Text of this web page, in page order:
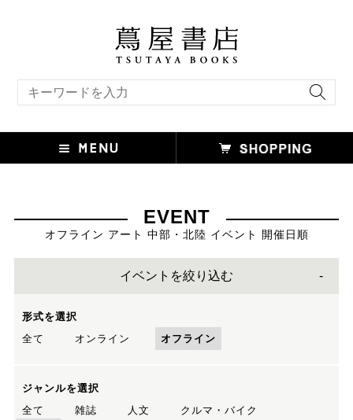
EVENT
オフライン アート 中部・北陸 イベント 開催日順
イベントを絞り込む
形式を選択
全て
オンライン オフライン
ジャンルを選択
全て
雑誌 人文
クルマ・バイク